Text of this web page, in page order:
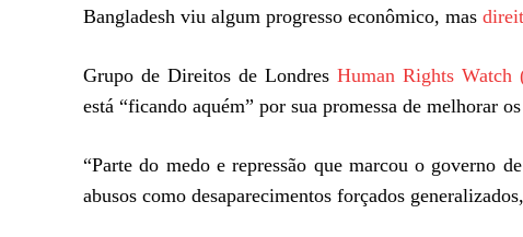
Bangladesh viu algum progresso econômico, mas
Grupo de Direitos de Londres Human Rights Watch
está “ficando aquém” por sua promessa de melhorar
“Parte do medo e repressão que marcou o governo
abusos como desaparecimentos forçados